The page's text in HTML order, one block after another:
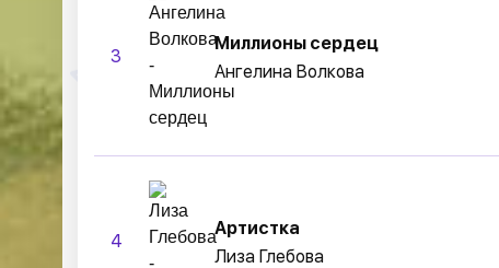
3
Миллионы сердец
Ангелина Волкова
4
Артистка
Лиза Глебова